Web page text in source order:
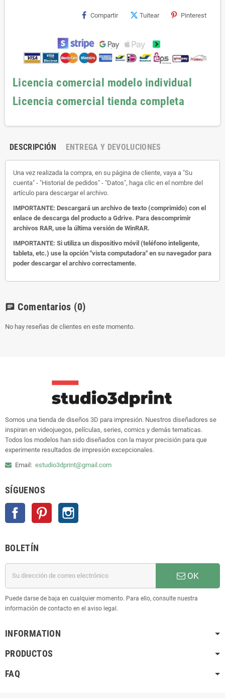
Compartir Tuitear Pinterest
Licencia comercial modelo individual
Licencia comercial tienda completa
DESCRIPCIÓN ENTREGA Y DEVOLUCIONES
Una vez realizada la compra, en su página de cliente, vaya a "Su
cuenta" - "Historial de pedidos" - "Datos", haga clic en el nombre del
artículo para descargar el archivo.
IMPORTANTE: Descargará un archivo de texto (comprimido) con el
enlace de descarga del producto a Gdrive. Para descomprimir
archivos RAR, use la última versión de WinRAR.
IMPORTANTE: Si utiliza un dispositivo móvil (teléfono inteligente,
tableta, etc.) use la opción "vista computadora" en su navegador para
poder descargar el archivo correctamente.
chat Comentarios (0)
No hay reseñas de clientes en este momento.
Somos una tienda de diseños 3D para impresión. Nuestros diseñadores se
inspiran en videojuegos, películas, series, comics y demás tematicas.
Todos los modelos han sido diseñados con la mayor precisión para que
experimente resultados de impresión excepcionales.
Email: estudio3dprint@gmail.com
SÍGUENOS
Facebook Pinterest
BOLETÍN
OK
Puede darse de baja en cualquier momento. Para ello, consulte nuestra
información de contacto en el aviso legal.
INFORMATION
PRODUCTOS
FAQ